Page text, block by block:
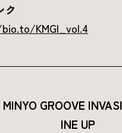
ク
KMGI_vol.4
MINYO GROOVE
INE UP